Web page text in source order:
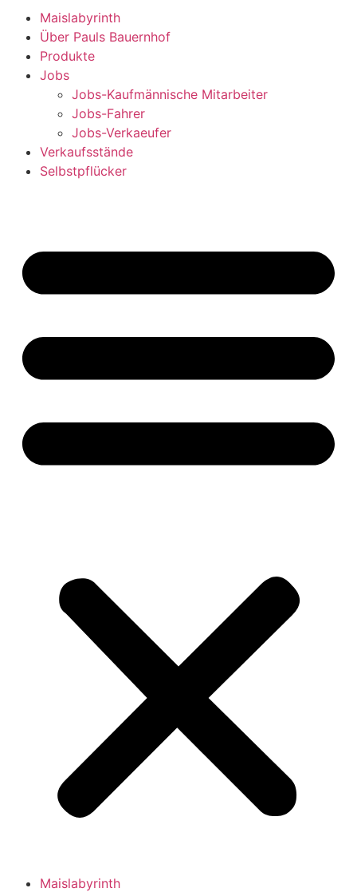
Maislabyrinth
Über Pauls Bauernhof
Produkte
Jobs
Jobs-Kaufmännische Mitarbeiter
Jobs-Fahrer
Jobs-Verkaeufer
Verkaufsstände
Selbstpflücker
Maislabyrinth